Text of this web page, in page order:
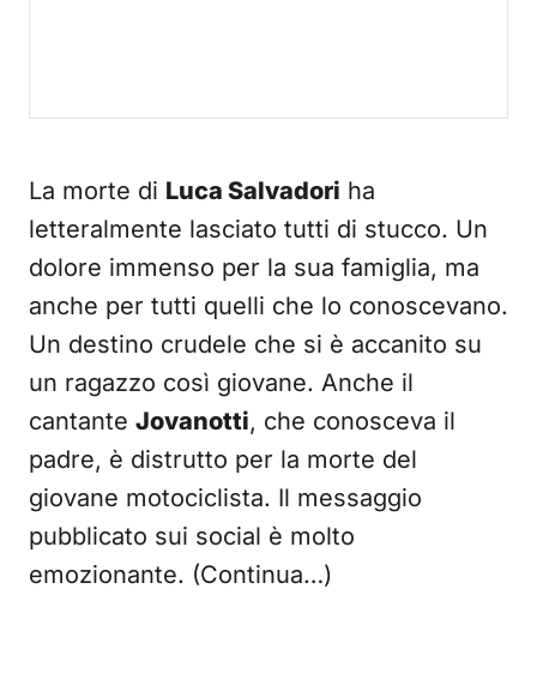
La morte di Luca Salvadori ha
letteralmente lasciato tutti di stucco. Un
dolore immenso per la sua famiglia, ma
anche per tutti quelli che lo conoscevano.
Un destino crudele che si è accanito su
un ragazzo così giovane. Anche il
cantante Jovanotti, che conosceva il
padre, è distrutto per la morte del
giovane motociclista. Il messaggio
pubblicato sui social è molto
emozionante. (Continua…)